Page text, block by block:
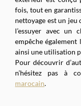
fois, tout en
nettoyage est un jeu
l’essuyer avec un
empêche également
ainsi une utilisation
Pour découvrir
n’hésitez pas à
marocain.